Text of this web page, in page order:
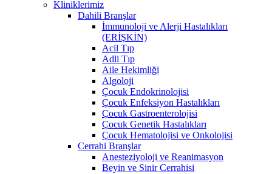
Kliniklerimiz
Dahili Branşlar
İmmunoloji ve Alerji Hastalıkları
(ERİŞKİN)
Acil Tıp
Adli Tıp
Aile Hekimliği
Algoloji
Çocuk Endokrinolojisi
Çocuk Enfeksiyon Hastalıkları
Çocuk Gastroenterolojisi
Çocuk Genetik Hastalıkları
Çocuk Hematolojisi ve Onkolojisi
Cerrahi Branşlar
Anesteziyoloji ve Reanimasyon
Beyin ve Sinir Cerrahisi